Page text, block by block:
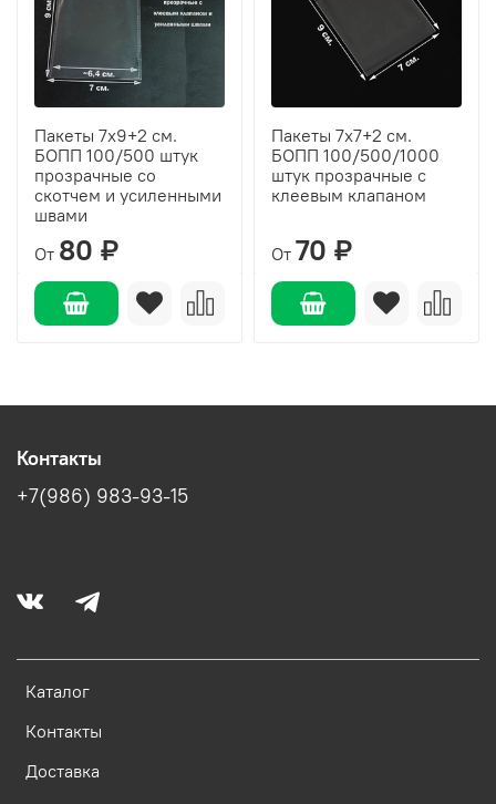
Пакеты 7х9+2 см.
БОПП 100/500 штук
прозрачные со
скотчем и усиленными
швами
От 80 ₽
Пакеты 7х7+2 см.
БОПП 100/500/1000
штук прозрачные с
клеевым клапаном
От 70 ₽
Каталог
Контакты
Доставка
Контакты
+7(986) 983-93-15